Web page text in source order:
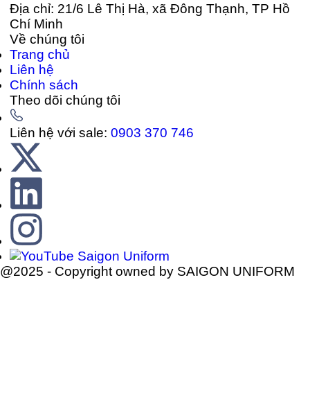
Địa chỉ: 21/6 Lê Thị Hà, xã Đông Thạnh, TP Hồ
Chí Minh
Về chúng tôi
Trang chủ
Liên hệ
Chính sách
Theo dõi chúng tôi
Liên hệ với sale:0903 370 746
@2025 - Copyright owned by SAIGON UNIFORM